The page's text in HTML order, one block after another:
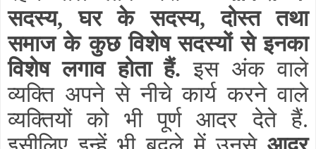
सदस्य, घर के सदस्य, दोस्त तथा
समाज के कुछ विशेष सदस्यों से इनका
विशेष लगाव होता हैं.इस अंक वाले
व्यक्ति अपने से नीचे कार्य करने वाले
व्यक्तियों को भी पूर्ण आदर देते हैं.